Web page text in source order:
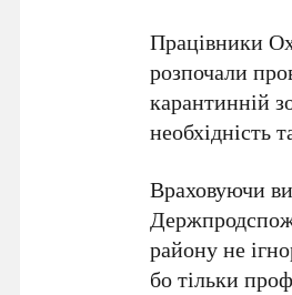
Працівники
розпочали
карантинній
необхідність
Враховуючи
району не
бо тільки